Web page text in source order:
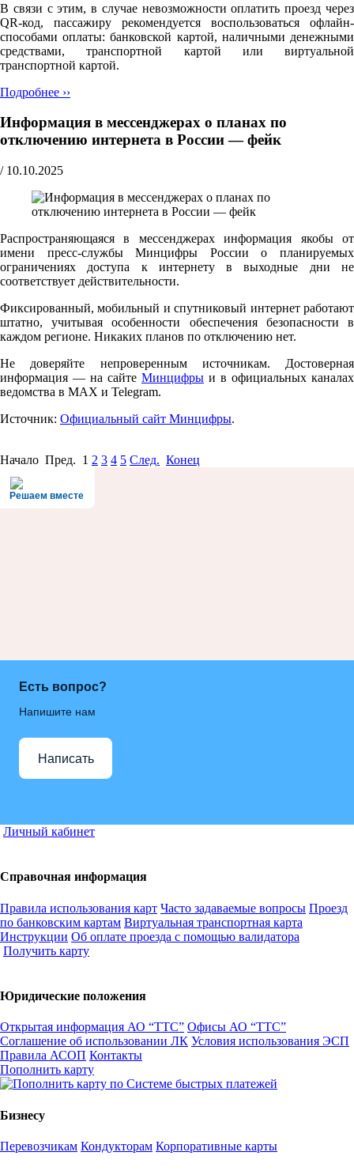
В связи с этим, в случае невозможности оплатить проезд через
QR-код, пассажиру рекомендуется воспользоваться офлайн-
способами оплаты: банковской картой, наличными денежными
средствами, транспортной картой или виртуальной
транспортной картой.
Подробнее ››
Информация в мессенджерах о планах по
отключению интернета в России — фейк
/ 10.10.2025
Распространяющаяся в мессенджерах информация якобы от
имени пресс-службы Минцифры России о планируемых
ограничениях доступа к интернету в выходные дни не
соответствует действительности.
Фиксированный, мобильный и спутниковый интернет работают
штатно, учитывая особенности обеспечения безопасности в
каждом регионе. Никаких планов по отключению нет.
Не доверяйте непроверенным источникам. Достоверная
информация — на сайте Минцифры и в официальных каналах
ведомства в MAX и Telegram.
Источник: Официальный сайт Минцифры.
Начало Пред. 1 2 3 4 5 След. Конец
Решаем вместе
Есть вопрос?
Напишите нам
Написать
Личный кабинет
Справочная информация
Правила использования карт Часто задаваемые вопросы Проезд
по банковским картам Виртуальная транспортная карта
Инструкции Об оплате проезда с помощью валидатора
Получить карту
Юридические положения
Открытая информация АО “ТТС” Офисы АО “ТТС”
Соглашение об использовании ЛК Условия использования ЭСП
Правила АСОП Контакты
Пополнить карту
Бизнесу
Перевозчикам Кондукторам Корпоративные карты